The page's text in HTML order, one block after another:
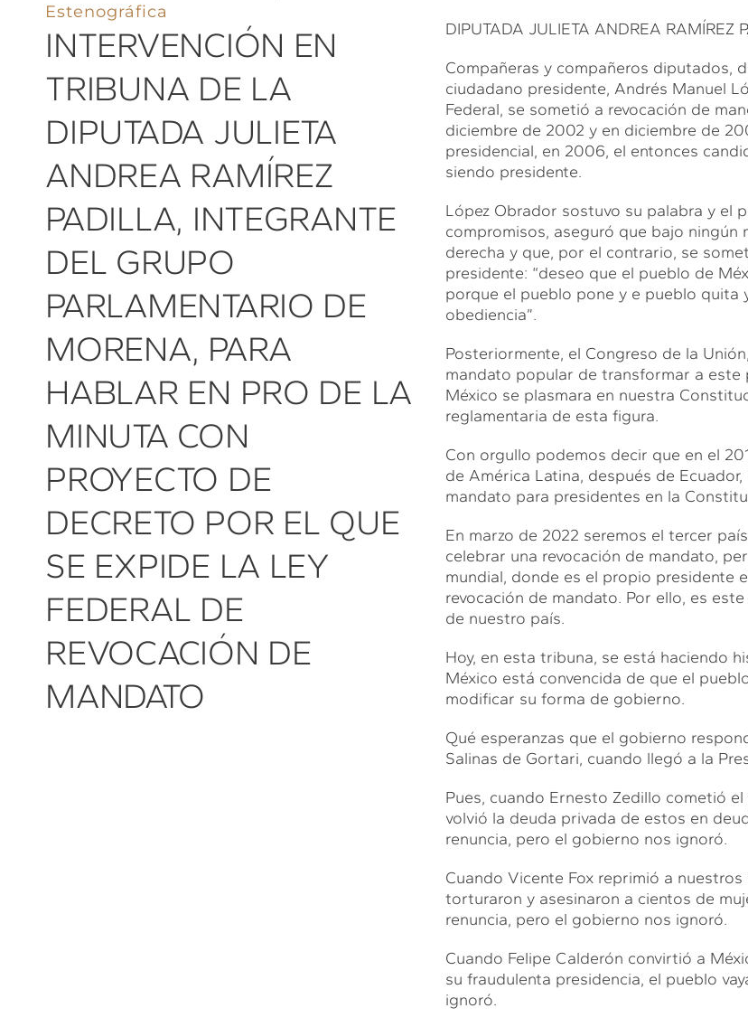
Estenográfica
INTERVENCIÓN EN
TRIBUNA DE LA
DIPUTADA JULIETA
ANDREA RAMÍREZ
PADILLA, INTEGRANTE
DEL GRUPO
PARLAMENTARIO DE
MORENA, PARA
HABLAR EN PRO DE LA
MINUTA CON
PROYECTO DE
DECRETO POR EL QUE
SE EXPIDE LA LEY
FEDERAL DE
REVOCACIÓN DE
MANDATO
DIPUTADA JULIETA ANDREA
Compañeras y compañeros diputados,
ciudadano presidente, Andrés Manuel
Federal, se sometió a revocación de
diciembre de 2002 y en diciembre de
presidencial, en 2006, el entonces
siendo presidente.
López Obrador sostuvo su palabra y el
compromisos, aseguró que bajo
derecha y que, por el contrario, se
presidente: “deseo que el pueblo de
porque el pueblo pone y e pueblo quita
obediencia”.
Posteriormente, el Congreso de la
mandato popular de transformar a
México se plasmara en nuestra
reglamentaria de esta figura.
Con orgullo podemos decir que en el
de América Latina, después de
mandato para presidentes en la
En marzo de 2022 seremos el tercer
celebrar una revocación de mandato,
mundial, donde es el propio presidente
revocación de mandato. Por ello, es
de nuestro país.
Hoy, en esta tribuna, se está haciendo
México está convencida de que el
modificar su forma de gobierno.
Qué esperanzas que el gobierno
Salinas de Gortari, cuando llegó a la
Pues, cuando Ernesto Zedillo cometió
volvió la deuda privada de estos en
renuncia, pero el gobierno nos ignoró.
Cuando Vicente Fox reprimió a
torturaron y asesinaron a cientos de
renuncia, pero el gobierno nos ignoró.
Cuando Felipe Calderón convirtió a
su fraudulenta presidencia, el pueblo
ignoró.